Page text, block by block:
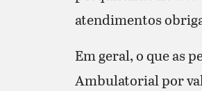
atendimentos
Em geral, o que as
Ambulatorial por